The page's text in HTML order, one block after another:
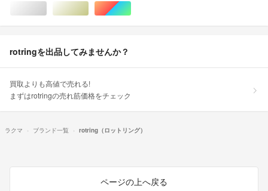
シルバー/銀色系ゴールド/金色系マルチカラー
rotringを出品してみませんか？
買取よりも高値で売れる!
まずはrotringの売れ筋価格をチェック
ラクマ ブランド一覧 rotring（ロットリング）
ページの上へ戻る